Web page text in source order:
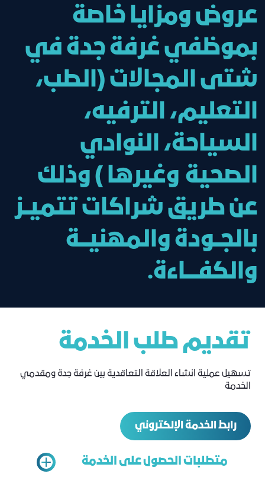
عروض ومزايا خاصة
بموظفي غرفة جدة في
شتى المجالات (الطب،
التعليم، الترفيه،
السياحة، النوادي
الصحية وغيرها ) وذلك
عن طريق شراكات تتميــز
بالجــودة والمهنيـــة
والكفــــاءة.
تقديم طلب الخدمة
تسهيل عملية انشاء العلاقة التعاقدية بين غرفة جدة ومقدمي
الخدمة
رابط الخدمة الإلكتروني
متطلبات الحصول على الخدمة